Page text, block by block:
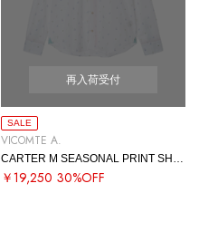
再入荷受付
SALE
VICOMTE A.
￥19,250 30%OFF